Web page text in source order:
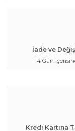
İade ve
14 Gün
Kredi Kartına